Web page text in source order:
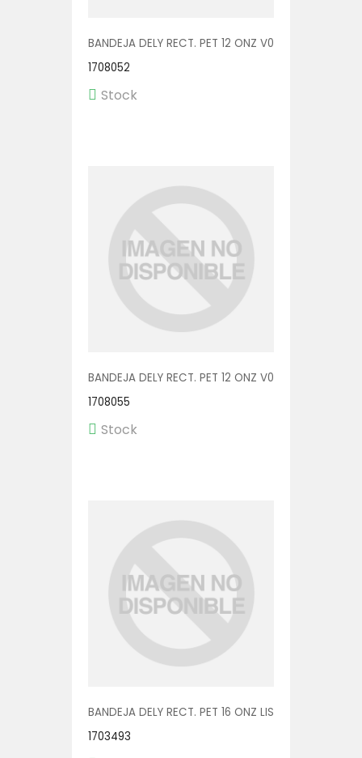
BANDEJA DELY RECT. PET 12 ONZ V00550 1/600
1708052
Stock
BANDEJA DELY RECT. PET 12 ONZ V00552 1/600
1708055
Stock
BANDEJA DELY RECT. PET 16 ONZ LISA V00573/P 1/
1703493